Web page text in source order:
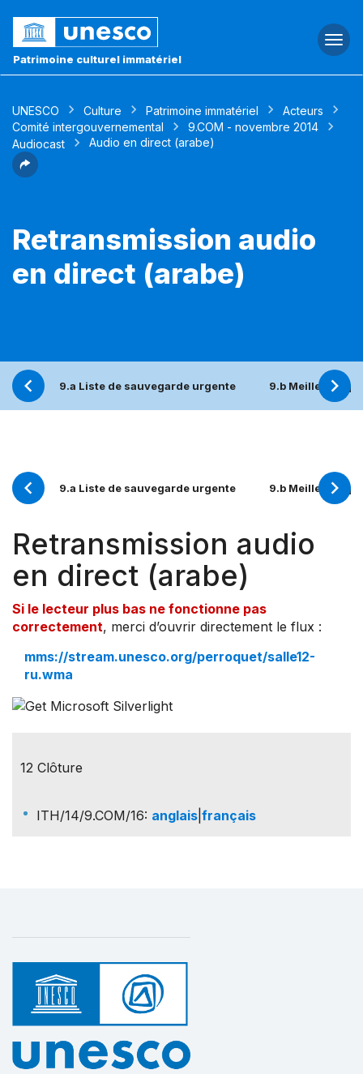
Patrimoine culturel immatériel
UNESCO Culture Patrimoine immatériel
Acteurs
Comité intergouvernemental
9.COM - novembre 2014
Audiocast
Audio en direct (arabe)
Retransmission audio
en direct (arabe)
9.a Liste de sauvegarde urgente 9.b Meilleures
9.a Liste de sauvegarde urgente 9.b Meilleures
Retransmission audio
en direct (arabe)
Si le lecteur plus bas ne fonctionne pas
correctement, merci d’ouvrir directement le flux :
mms://stream.unesco.org/perroquet/salle12-
ru.wma
12 Clôture
ITH/14/9.COM/16: anglais français